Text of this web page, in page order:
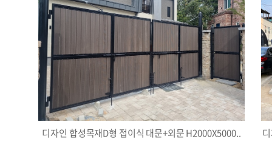
디자인 합성목재D형 접이식 대문+외문 H2000X5000..